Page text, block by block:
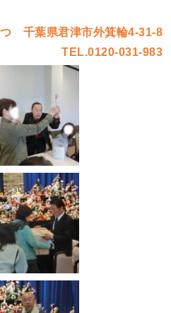
千葉県君津市外箕輪4-31-8
TEL.0120-031-983